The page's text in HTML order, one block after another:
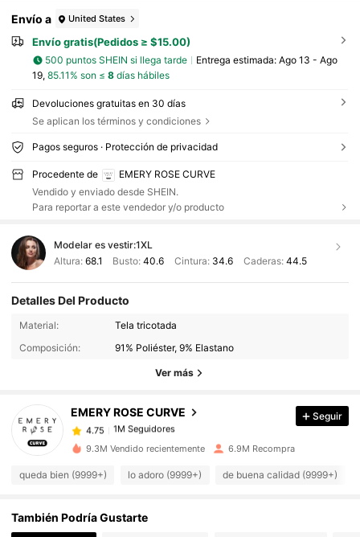
Envío a United States
Envío gratis(Pedidos ≥ $15.00)
500 puntos SHEIN si llega tarde Entrega estimada: Ago 13 - Ago
19, 85.11% son ≤ 8días hábiles
Devoluciones gratuitas en 30 días
Se aplican los términos y condiciones
Pagos seguros · Protección de privacidad
Procedente de
EMERY ROSE CURVE
Vendido y enviado desde SHEIN.
Para reportar a este vendedor y/o producto
Modelar es vestir:1XL
Altura: 68.1 Busto:40.6 Cintura: 34.6 Caderas: 44.5
Detalles Del Producto
Material:
Tela tricotada
Composición:
91% Poliéster, 9% Elastano
Ver más
EMERY ROSE CURVE
1M Seguidores
1M Seguidores
4.75
1M Seguidores
4.75 1M Seguidores
Seguir
9.3M Vendido recientemente 6.9M Recompra
queda bien (9999+) lo adoro (9999+) de buena calidad (9999+)
También Podría Gustarte